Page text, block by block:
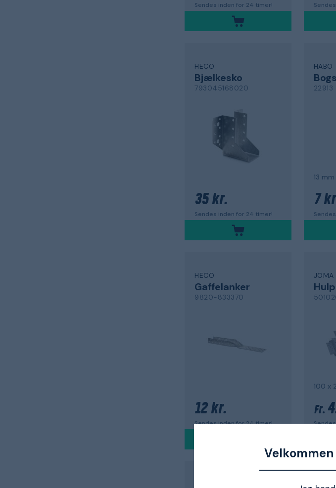
Sendes inden for 24 timer!
HECO
Bjælkesko
793045168020
35 kr.
Sendes inden for 24 timer!
HABO
22913
13 mm
7
HECO
Gaffelanker
9820-833370
12 kr.
Sendes inden for 24 timer!
JOMA
100 x
Fr.
HABO